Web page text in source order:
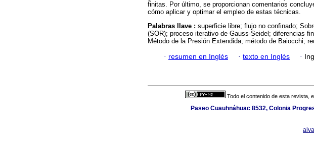
finitas. Por último, se proporcionan comentarios
cómo aplicar y optimar el empleo de estas técnicas.
Palabras llave : superficie libre; flujo no confinado;
(SOR); proceso iterativo de Gauss-Seidel; diferencias
Método de la Presión Extendida; método de Baiocchi;
· resumen en Inglés · texto en Inglés ·
Todo el contenido de esta revista,
Paseo Cuauhnáhuac 8532, Colonia